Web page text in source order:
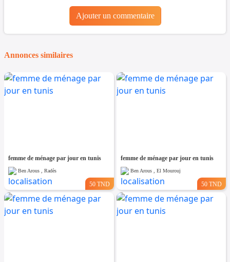
Ajouter un commentaire
Annonces similaires
femme de ménage par jour en tunis
Ben Arous , Radès
50 TND
femme de ménage par jour en tunis
Ben Arous , El Mourouj
50 TND